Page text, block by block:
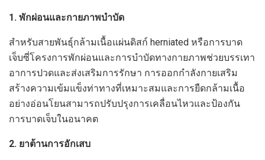
1. พักผ่อนและกายภาพบำบัด
สำหรับสายพันธุ์กล้ามเนื้อแผ่นดิสก์ herniated หรือการบาด
เจ็บซี่โครงการพักผ่อนและการบำบัดทางกายภาพช่วยบรรเทา
อาการปวดและส่งเสริมการรักษา การออกกำลังกายเสริม
สร้างความเข้มแข็งท่าทางที่เหมาะสมและการยืดกล้ามเนื้อ
อย่างอ่อนโยนสามารถปรับปรุงการเคลื่อนไหวและป้องกัน
การบาดเจ็บในอนาคต
2. ยาต้านการอักเสบ